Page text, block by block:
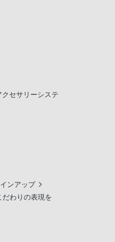
セサリーシステ
ンアップ
だわりの表現を